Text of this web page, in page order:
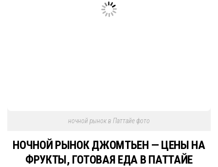
ночной рынок в Паттайе фото
НОЧНОЙ РЫНОК ДЖОМТЬЕН — ЦЕНЫ НА
ФРУКТЫ, ГОТОВАЯ ЕДА В ПАТТАЙЕ